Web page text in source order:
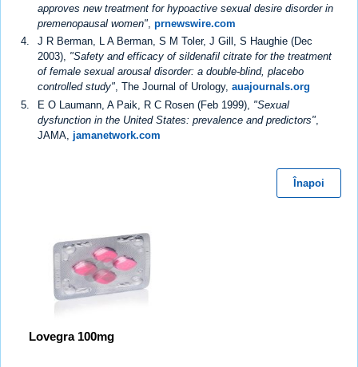
approves new treatment for hypoactive sexual desire disorder in
premenopausal women" prnewswire.com
J R Berman, L A Berman, S M Toler, J Gill, S Haughie (Dec
2003), "Safety and efficacy of sildenafil citrate for the treatment
of female sexual arousal disorder: a double-blind, placebo
controlled study", The Journal of Urology, auajournals.org
E O Laumann, A Paik, R C Rosen (Feb 1999), "Sexual
dysfunction in the United States: prevalence and predictors",
JAMA, jamanetwork.com
Înapoi
Lovegra 100mg